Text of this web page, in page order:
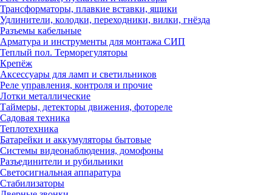
Трансформаторы, плавкие вставки, ящики
Удлинители, колодки, переходники, вилки, гнёзда
Разъемы кабельные
Арматура и инструменты для монтажа СИП
Теплый пол. Терморегуляторы
Крепёж
Аксессуары для ламп и светильников
Реле управления, контроля и прочие
Лотки металлические
Таймеры, детекторы движения, фотореле
Садовая техника
Теплотехника
Батарейки и аккумуляторы бытовые
Системы видеонаблюдения, домофоны
Разъединители и рубильники
Светосигнальная аппаратура
Стабилизаторы